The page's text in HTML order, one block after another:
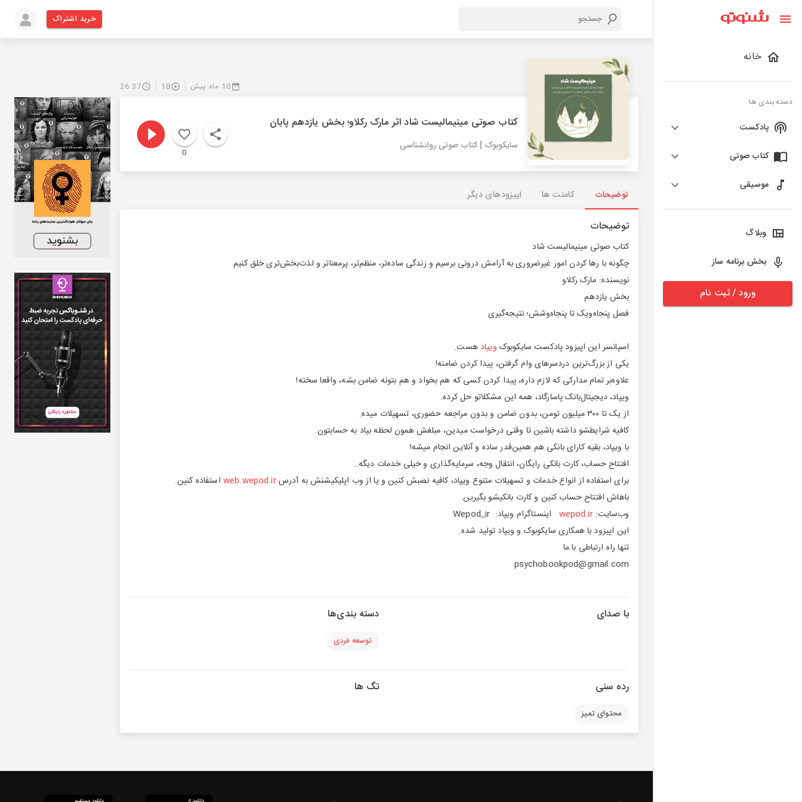
خانه
دسته بندی ها
پادکست
کتاب صوتی
موسیقی
وبلاگ
بخش برنامه ساز
ورود / ثبت نام
خرید اشتراک
10 ماه پیش 18
26:37
کتاب صوتی مینیمالیست شاد اثر مارک رکلاو؛ بخش یازدهم پایان
سایکوبوک | کتاب صوتی روانشناسی
0
توضیحات کامنت ها اپیزودهای دیگر
توضیحات
کتاب صوتی مینیمالیست شاد
چگونه با رها کردن امور غیرضروری به آرامش درونی برسیم و زندگی ساده‌تر، منظم‌تر، پرمعناتر و لذت‌بخش‌تری خلق کنیم
نویسنده: مارک رکلاو
بخش یازدهم
فصل پنجاه‌ویک تا پنجاه‌وشش؛ نتیجه‌گیری
اسپانسر این اپیزود پادکست سایکوبوک ویپاد هست.
یکی از بزرگ‌ترین دردسرهای وام گرفتن، پیدا کردن ضامنه!
علاوه‌بر تمام مدارکی که لازم داره، پیدا کردن کسی که هم بخواد و هم بتونه ضامن بشه، واقعا سخته!
ویپاد، دیجیتال‌بانک پاسارگاد، همه این مشکلاتو حل کرده.
از یک تا ۳۰۰ میلیون تومن، بدون ضامن و بدون مراجعه حضوری، تسهیلات میده.
کافیه شرایطشو داشته باشین تا وقتی درخواست میدین، مبلغش همون لحظه بیاد به حسابتون.
با ویپاد، بقیه کارای بانکی هم همین‌قدر ساده‌ و آنلاین انجام میشه!
افتتاح حساب، کارت بانکی رایگان، انتقال وجه، سرمایه‌گذاری و خیلی خدمات دیگه…
برای استفاده از انواع خدمات و تسهیلات متنوع ویپاد، کافیه نصبش کنین و یا از وب اپلیکیشنش به آدرسweb.wepod.ir استفاده کنین.
باهاش افتتاح حساب کنین و کارت بانکیشو بگیرین.
وب‌سایت:wepod.ir اینستاگرام ویپاد: Wepod_ir
این اپیزود با همکاری سایکوبوک و ویپاد تولید شده.
تنها راه ارتباطی با ما
psychobookpod@gmail.com
با صدای دسته بندی‌ها
توسعه فردی
رده سنی
محتوای تمیز
تگ ها